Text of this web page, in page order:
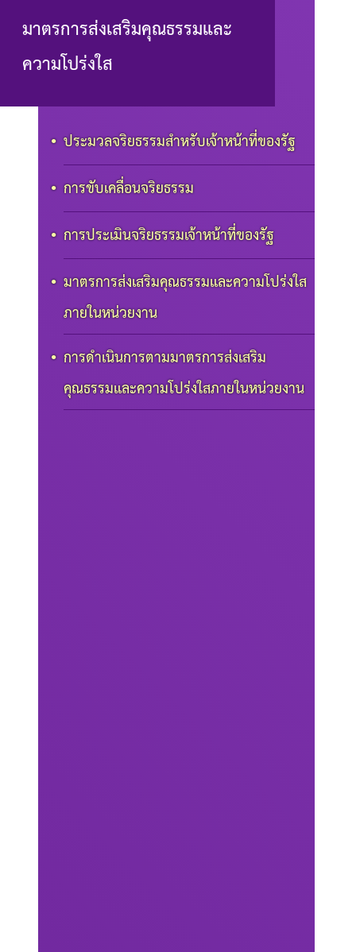
มาตรการส่งเสริมคุณธรรมและ
ความโปร่งใส
ประมวลจริยธรรมสำหรับเจ้าหน้าที่ของรัฐ
การขับเคลื่อนจริยธรรม
การประเมินจริยธรรมเจ้าหน้าที่ของรัฐ
มาตรการส่งเสริมคุณธรรมและความโปร่งใส
ภายในหน่วยงาน
การดำเนินการตามมาตรการส่งเสริม
คุณธรรมและความโปร่งใสภายในหน่วยงาน